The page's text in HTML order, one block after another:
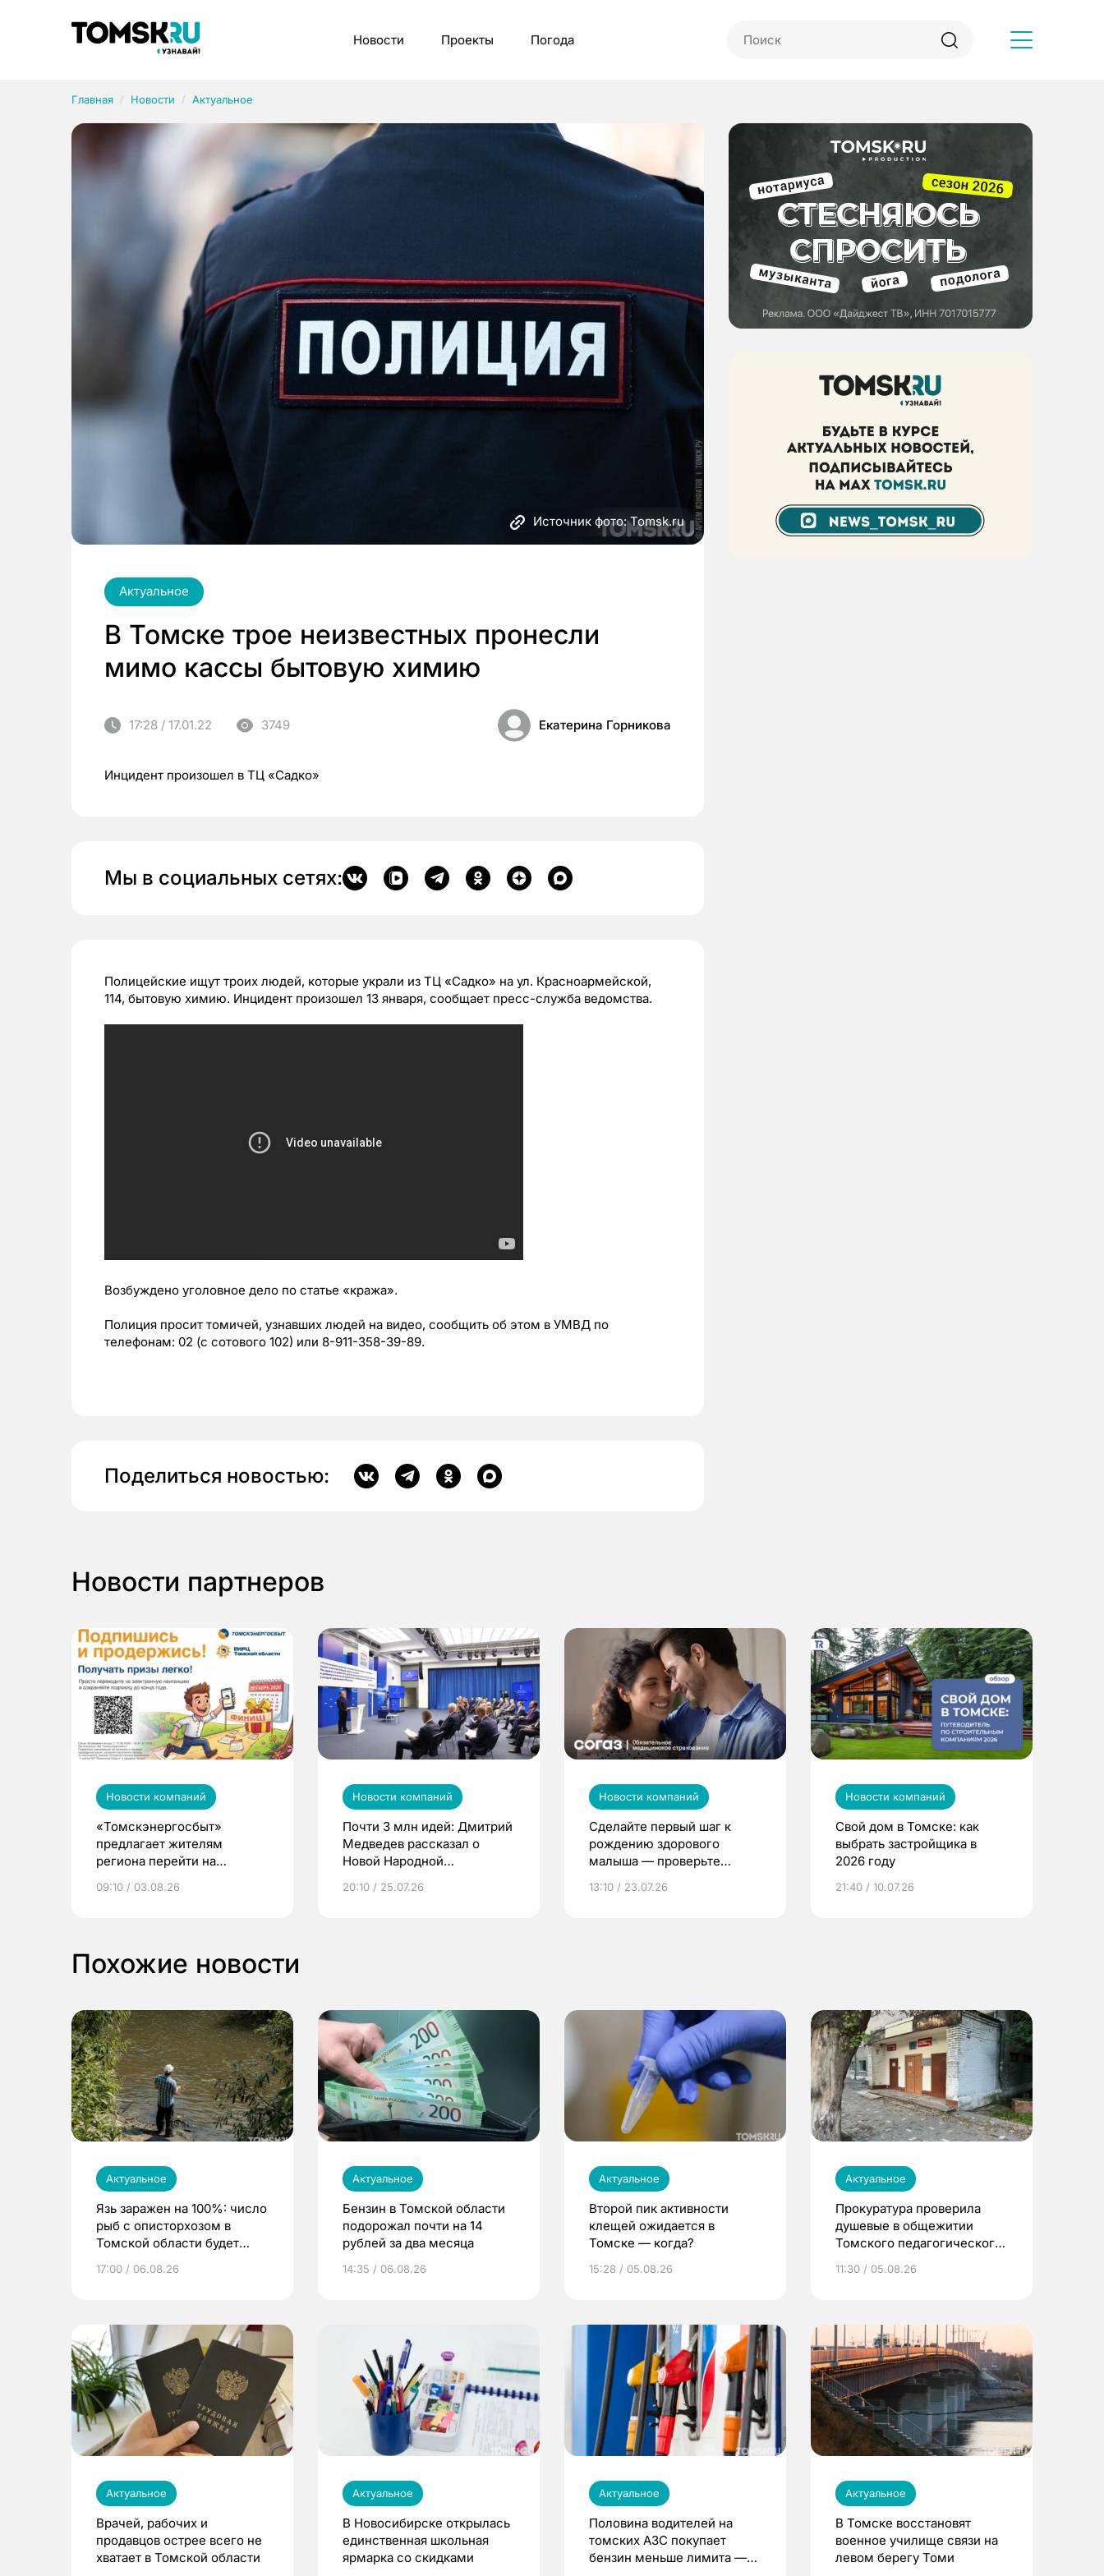
Новости Проекты Погода
Главная Новости Актуальное
Источник фото: Tomsk.ru
Актуальное
В Томске трое неизвестных пронесли
мимо кассы бытовую химию
17:28 / 17.01.22 3749 Екатерина Горникова
Инцидент произошел в ТЦ «Садко»
Мы в социальных сетях:
Полицейские ищут троих людей, которые украли из ТЦ «Садко» на ул. Красноармейской,
114, бытовую химию. Инцидент произошел 13 января, сообщает пресс-служба ведомства.
Возбуждено уголовное дело по статье «кража».
Полиция просит томичей, узнавших людей на видео, сообщить об этом в УМВД по
телефонам: 02 (с сотового 102) или 8-911-358-39-89.
Поделиться новостью:
Новости партнеров
Новости компаний
«Томскэнергосбыт»
предлагает жителям
региона перейти на
выиграть призы
09:10 / 03.08.26
Новости компаний
Почти 3 млн идей: Дмитрий
Медведев рассказал о
Новой Народной
20:10 / 25.07.26
Новости компаний
Сделайте первый шаг к
рождению здорового
малыша — проверьте
по ОМС!
13:10 / 23.07.26
Новости компаний
Свой дом в Томске: как
выбрать застройщика в
2026 году
21:40 / 10.07.26
Похожие новости
Актуальное
Язь заражен на 100%: число
рыб с описторхозом в
Томской области будет
17:00 / 06.08.26
Актуальное
Бензин в Томской области
подорожал почти на 14
рублей за два месяца
14:35 / 06.08.26
Актуальное
Второй пик активности
клещей ожидается в
Томске — когда?
15:28 / 05.08.26
Актуальное
Прокуратура проверила
душевые в общежитии
Томского педагогического
11:30 / 05.08.26
Актуальное
Врачей, рабочих и
продавцов острее всего не
хватает в Томской области
Актуальное
В Новосибирске открылась
единственная школьная
ярмарка со скидками
Актуальное
Половина водителей на
томских АЗС покупает
бензин меньше лимита —
Актуальное
В Томске восстановят
военное училище связи на
левом берегу Томи
Рубрики